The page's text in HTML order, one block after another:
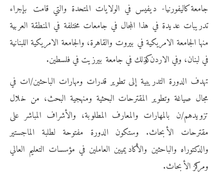
جامعة كاليفورنيا- ديفيس في الولايات المتحدة والتي قامت بإجراء
تدريبات عديدة في هذا المجال في جامعات مختلفة في المنطقة العربية
منها الجامعة الامريكية في بيروت والقاهرة، والجامعة الامريكية اللبنانية
في لبنان، وفي الاردن وكذلك في جامعة بيرزيت في فلسطين.
تهدف الدورة التدريبية إلى تطوير قدرات ومهارات الباحثين/ات في
مجال صياغة وتطوير المقترحات البحثية ومنهجية البحث، من خلال
تزويدهم/ن بالمهارات والمعارف المطلوبة، والأشراف المباشر على
مقترحات الأبحاث. وستكون الدورة مفتوحة لطلبة الماجستير
والدكتوراه والباحثين والأكاديميين العاملين في مؤسسات التعليم العالي
ومراكز الأبحاث.